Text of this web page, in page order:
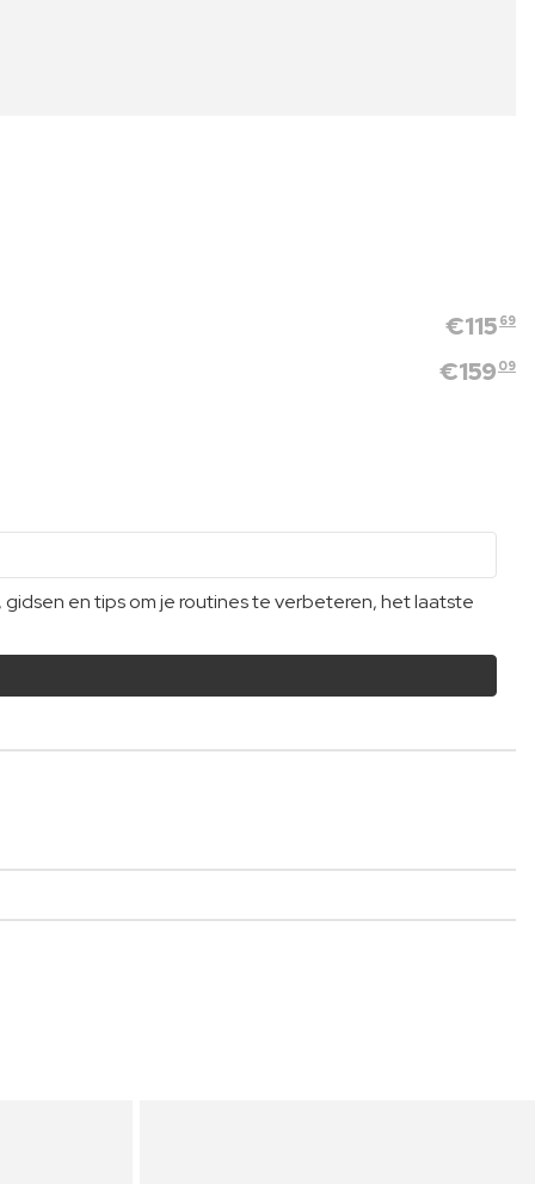
€115 69
€159 09
en tips om je routines te verbeteren, het laatste